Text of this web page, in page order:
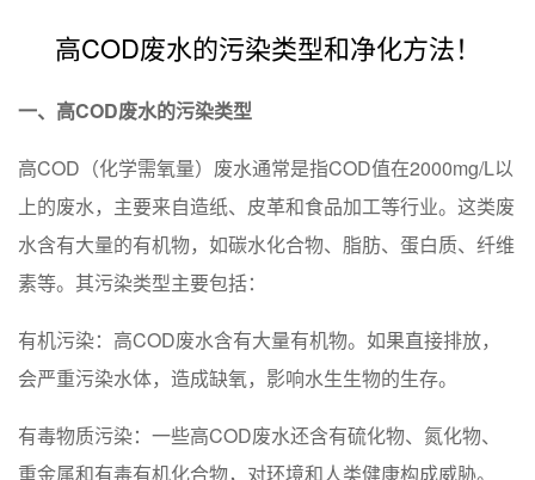
高COD废水的污染类型和净化方法！
一、高COD废水的污染类型
高COD（化学需氧量）废水通常是指COD值在2000mg/L以
上的废水，主要来自造纸、皮革和食品加工等行业。这类废
水含有大量的有机物，如碳水化合物、脂肪、蛋白质、纤维
素等。其污染类型主要包括：
有机污染：高COD废水含有大量有机物。如果直接排放，
会严重污染水体，造成缺氧，影响水生生物的生存。
有毒物质污染：一些高COD废水还含有硫化物、氮化物、
重金属和有毒有机化合物，对环境和人类健康构成威胁。